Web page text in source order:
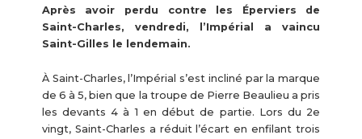
Après avoir perdu contre les Éperviers de
Saint-Charles, vendredi, l’Impérial a vaincu
Saint-Gilles le lendemain.
À Saint-Charles, l’Impérial s’est incliné par la marque
de 6 à 5, bien que la troupe de Pierre Beaulieu a pris
les devants 4 à 1 en début de partie. Lors du 2e
vingt, Saint-Charles a réduit l’écart en enfilant trois